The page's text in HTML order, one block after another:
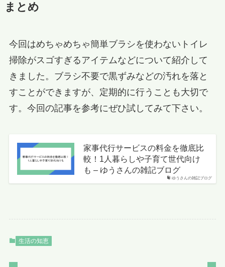
まとめ
今回はめちゃめちゃ簡単ブラシを使わないトイレ
掃除がスゴすぎるアイテムなどについて紹介して
きました。ブラシ不要で黒ずみなどの汚れを落と
すことができますが、定期的に行うことも大切で
す。今回の記事を参考にぜひ試してみて下さい。
ゆうさんの雑記ブログ
家事代行サービスの料金を徹底比
較！1人暮らしや子育て世代向け
も – ゆうさんの雑記ブログ
生活の知恵